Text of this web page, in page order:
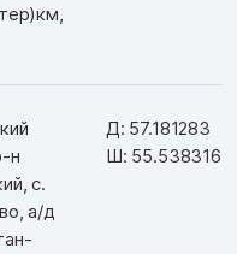
н
с.
а/д
Д: 57.181283
Ш: 55.538316